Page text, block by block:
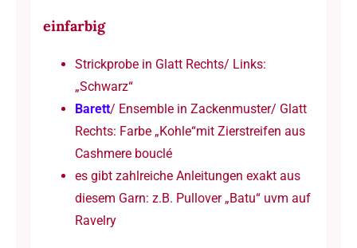
einfarbig
Strickprobe in Glatt Rechts/ Links:
„Schwarz“
Barett/ Ensemble in Zackenmuster/ Glatt
Rechts: Farbe „Kohle“mit Zierstreifen aus
Cashmere bouclé
es gibt zahlreiche Anleitungen exakt aus
diesem Garn: z.B. Pullover „Batu“ uvm auf
Ravelry